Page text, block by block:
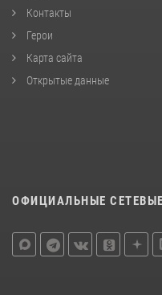
Контакты
Герои
Карта сайта
Открытые данные
ОФИЦИАЛЬНЫЕ